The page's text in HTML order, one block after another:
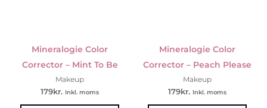
Mineralogie Color
Corrector – Mint To Be
Makeup
179kr. Inkl. moms
Mineralogie Color
Corrector – Peach Please
Makeup
179kr. Inkl. moms